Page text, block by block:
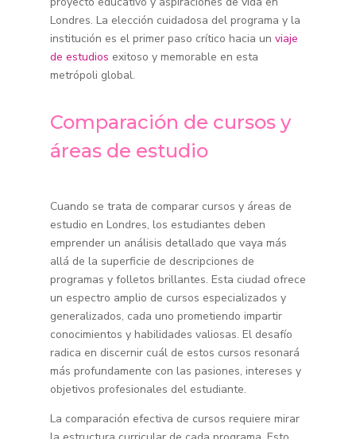
Londres. La elección cuidadosa del programa y la
institución es el primer paso crítico hacia un viaje
de estudios exitoso y memorable en esta
metrópoli global.
Comparación de cursos y
áreas de estudio
Cuando se trata de comparar cursos y áreas de
estudio en Londres, los estudiantes deben
emprender un análisis detallado que vaya más
allá de la superficie de descripciones de
programas y folletos brillantes. Esta ciudad ofrece
un espectro amplio de cursos especializados y
generalizados, cada uno prometiendo impartir
conocimientos y habilidades valiosas. El desafío
radica en discernir cuál de estos cursos resonará
más profundamente con las pasiones, intereses y
objetivos profesionales del estudiante.
La comparación efectiva de cursos requiere mirar